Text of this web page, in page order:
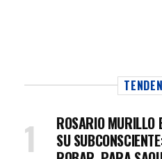
ROSARIO MURILLO
SU